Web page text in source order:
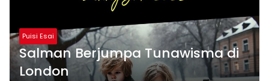
Puisi Esai
Salman Berjumpa Tunawisma di
London